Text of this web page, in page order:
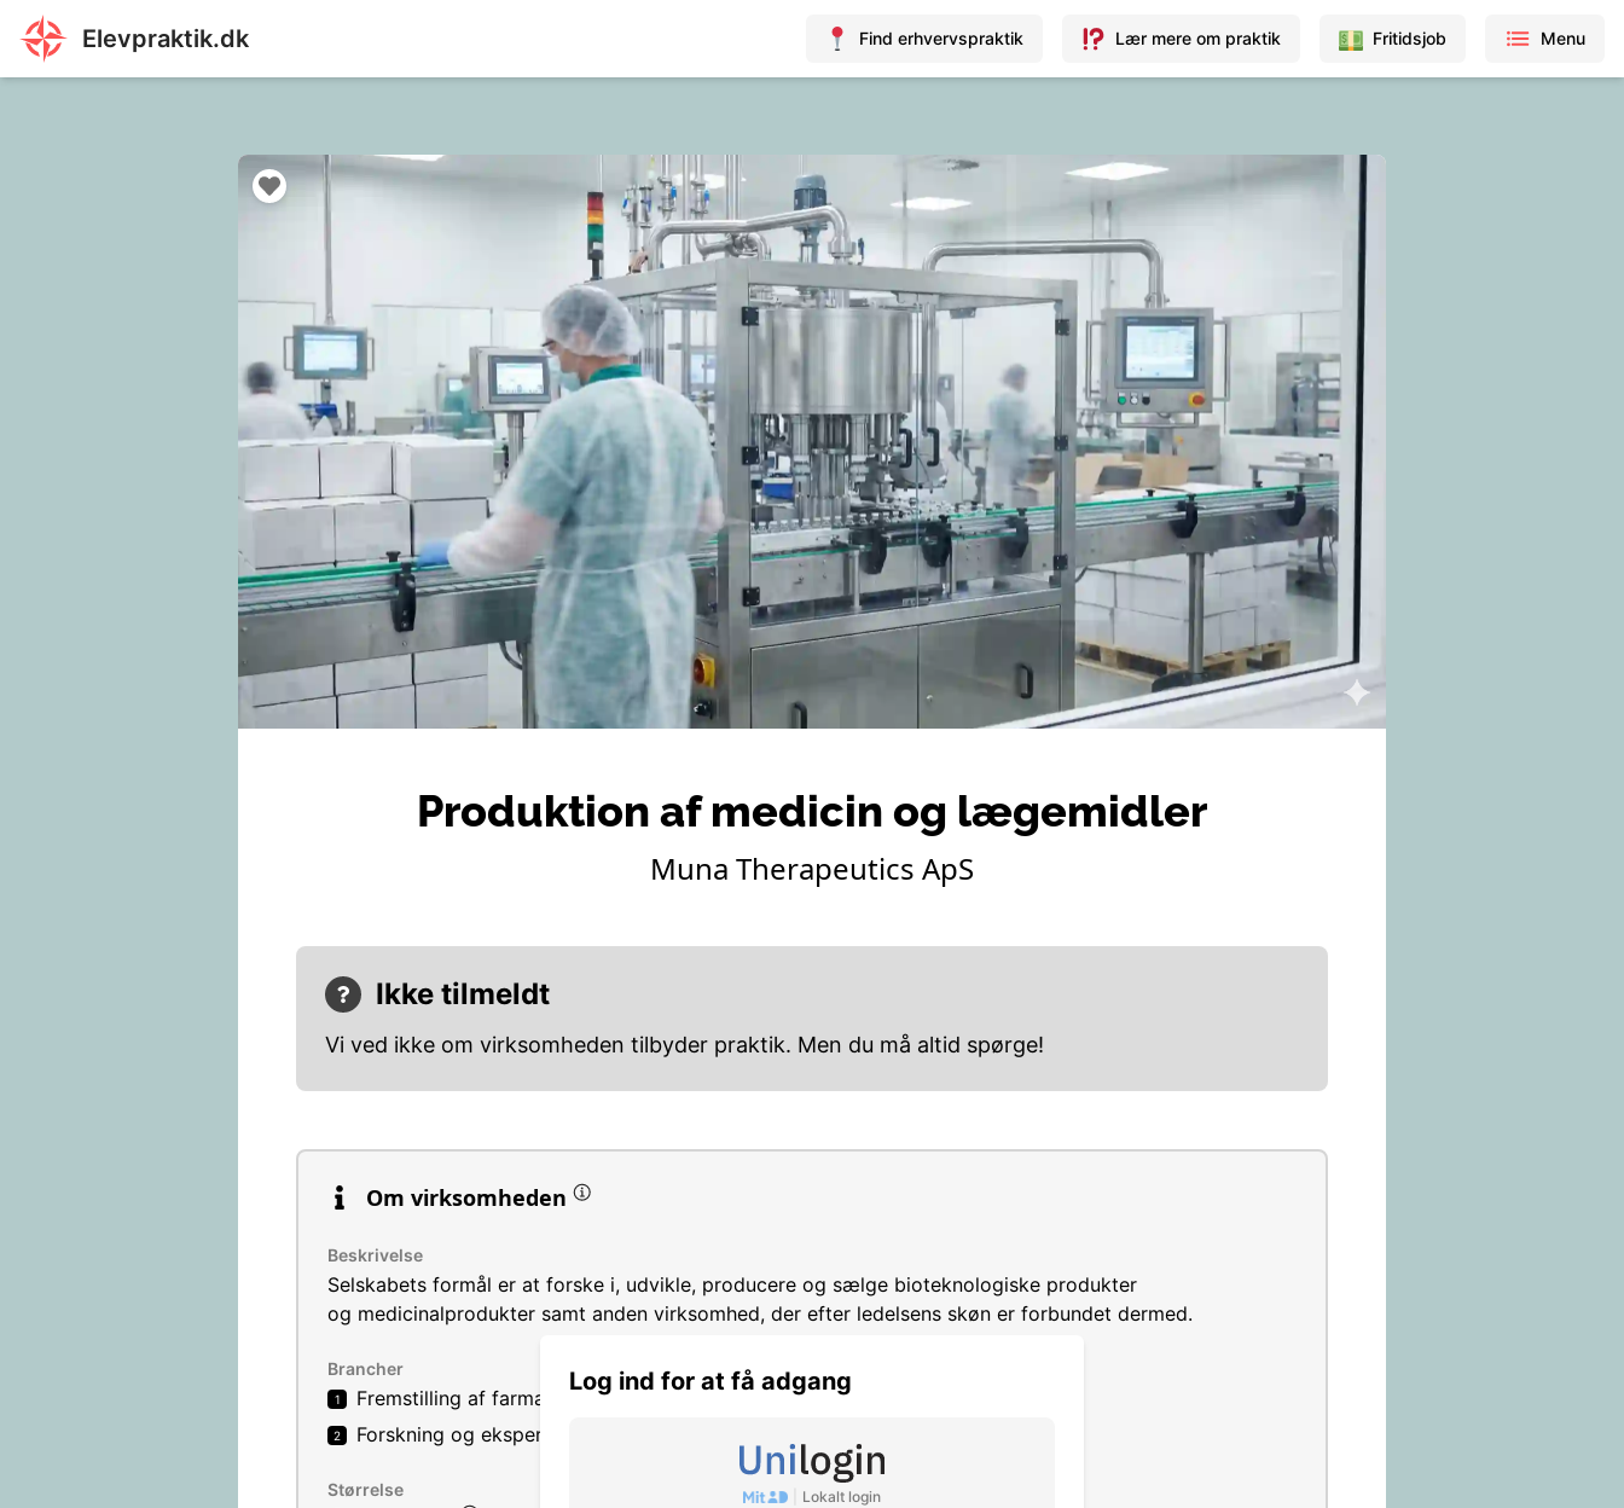
Elevpraktik.dk Find erhvervspraktik Lær mere om praktik Fritidsjob Menu
Log ind for at få adgang
Lokalt login
Produktion af medicin og lægemidler
Muna Therapeutics ApS
Ikke tilmeldt
Vi ved ikke om virksomheden tilbyder praktik. Men du må altid spørge!
Om virksomheden
Beskrivelse
Selskabets formål er at forske i, udvikle, producere og sælge bioteknologiske produkter
og medicinalprodukter samt anden virksomhed, der efter ledelsens skøn er forbundet dermed.
Brancher
1 Fremstilling af farmaceutiske præparater
2 Forskning og eksperimentel udvikling inden for naturvidenskab og teknik
Størrelse